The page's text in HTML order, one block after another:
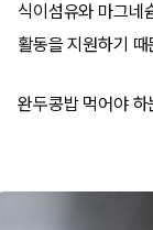
식이섬유와 마그네
활동을 지원하기 때
완두콩밥 먹어야 하